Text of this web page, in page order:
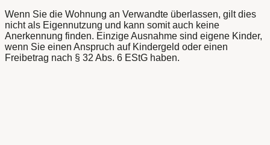
Wenn Sie die Wohnung an Verwandte überlassen, gilt dies
nicht als Eigennutzung und kann somit auch keine
Anerkennung finden. Einzige Ausnahme sind eigene Kinder,
wenn Sie einen Anspruch auf Kindergeld oder einen
Freibetrag nach § 32 Abs. 6 EStG haben.